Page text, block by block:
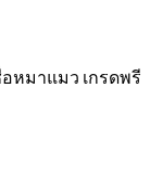
หมาแมว เกรดพรี